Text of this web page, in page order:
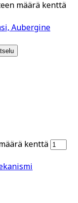
määrä kenttä
Aubergine
kenttä